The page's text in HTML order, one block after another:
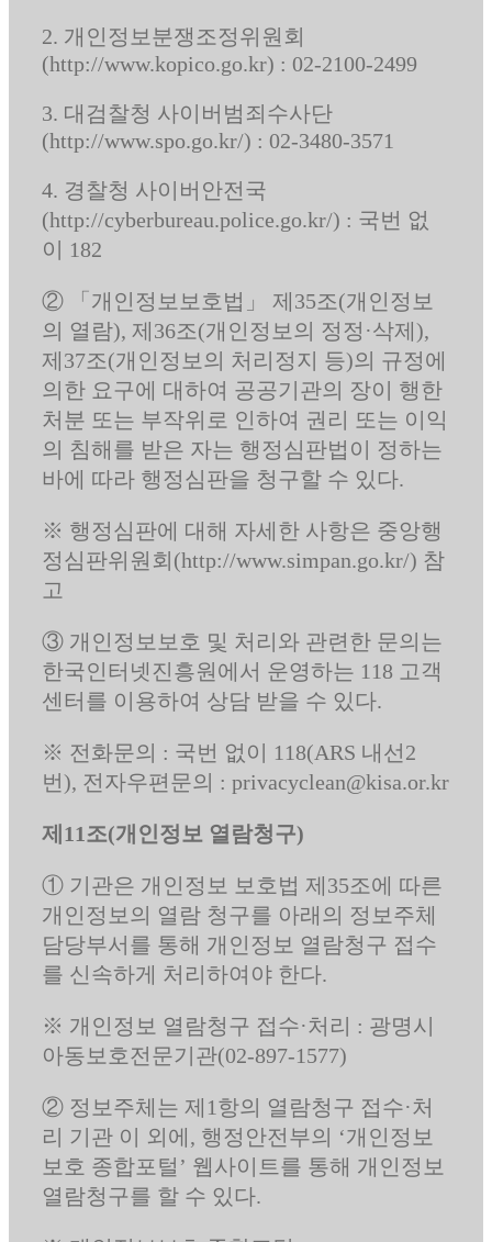
2. 개인정보분쟁조정위원회
(http://www.kopico.go.kr) : 02-2100-2499
3. 대검찰청 사이버범죄수사단
(http://www.spo.go.kr/) : 02-3480-3571
4. 경찰청 사이버안전국
(http://cyberbureau.police.go.kr/) : 국번 없
이 182
② 「개인정보보호법」 제35조(개인정보
의 열람), 제36조(개인정보의 정정·삭제),
제37조(개인정보의 처리정지 등)의 규정에
의한 요구에 대하여 공공기관의 장이 행한
처분 또는 부작위로 인하여 권리 또는 이익
의 침해를 받은 자는 행정심판법이 정하는
바에 따라 행정심판을 청구할 수 있다.
※ 행정심판에 대해 자세한 사항은 중앙행
정심판위원회(http://www.simpan.go.kr/) 참
고
③ 개인정보보호 및 처리와 관련한 문의는
한국인터넷진흥원에서 운영하는 118 고객
센터를 이용하여 상담 받을 수 있다.
※ 전화문의 : 국번 없이 118(ARS 내선2
번), 전자우편문의 : privacyclean@kisa.or.kr
제11조(개인정보 열람청구)
① 기관은 개인정보 보호법 제35조에 따른
개인정보의 열람 청구를 아래의 정보주체
담당부서를 통해 개인정보 열람청구 접수
를 신속하게 처리하여야 한다.
※ 개인정보 열람청구 접수·처리 : 광명시
아동보호전문기관(02-897-1577)
② 정보주체는 제1항의 열람청구 접수·처
리 기관 이 외에, 행정안전부의 ‘개인정보
보호 종합포털’ 웹사이트를 통해 개인정보
열람청구를 할 수 있다.